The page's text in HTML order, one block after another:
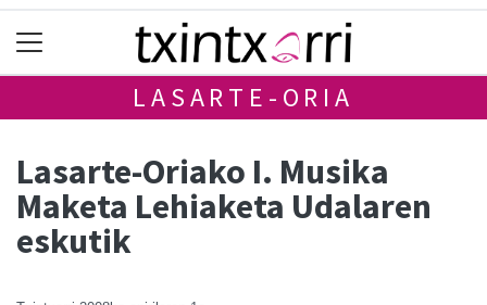
LASARTE-ORIA
Lasarte-Oriako I. Musika
Maketa Lehiaketa Udalaren
eskutik